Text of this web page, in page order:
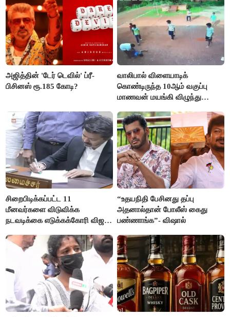
அஜித்தின் 'டேர் டெவில்' ப்ரீ-
பிசினஸ் ரூ.185 கோடி?
வாலிபால் விளையாடிக்
கொண்டிருந்த 10ஆம் வகுப்பு
மாணவன் மயங்கி விழுந்து
சிறைபிடிக்கப்பட்ட 11
மீனவர்களை விடுவிக்க
நடவடிக்கை எடுக்கக்கோரி விஜய்
“உதயநிதி பேசினது தப்பு
அதனால்தான் போலீஸ் கைது
பண்ணாங்க”- விஷால்